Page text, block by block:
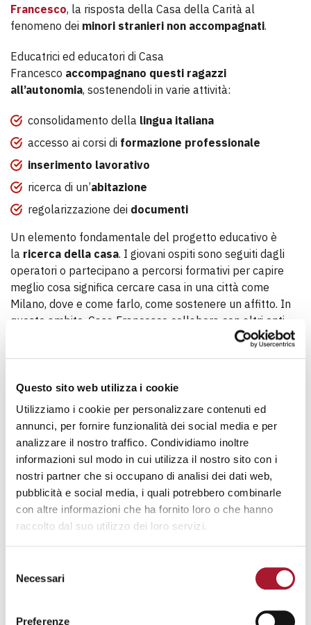
Questo sito web utilizza i cookie
Utilizziamo i cookie per personalizzare contenuti ed
annunci, per fornire funzionalità dei social media e per
analizzare il nostro traffico. Condividiamo inoltre
informazioni sul modo in cui utilizza il nostro sito con i
nostri partner che si occupano di analisi dei dati web,
pubblicità e social media, i quali potrebbero combinarle
con altre informazioni che ha fornito loro o che hanno
raccolto dal suo utilizzo dei loro servizi.
delNecessari
Preferenze
Francesco, la risposta della Casa della Carità al
fenomeno dei minori stranieri non accompagnati.
Educatrici ed educatori di Casa
Francesco accompagnano questi ragazzi
all’autonomia, sostenendoli in varie attività:
consolidamento della lingua italiana
accesso ai corsi di formazione professionale
inserimento lavorativo
ricerca di un’abitazione
regolarizzazione dei documenti
Un elemento fondamentale del progetto educativo è
la ricerca della casa. I giovani ospiti sono seguiti dagli
operatori o partecipano a percorsi formativi per capire
meglio cosa significa cercare casa in una città come
Milano, dove e come farlo, come sostenere un affitto. In
questo ambito, Casa Francesco collabora con altri enti
del Terzo Settore che, mettendo a disposizione
ospiti di Casa Francesco sono innanzitutto
adolescenti
, che tuttavia non hanno vissuto appieno la
per rispondere alle necessità economiche delle famiglie.
In Italia arrivano quasi sempre con unmandato ben
preciso: guadagnare e mandare a casa i soldi. Per
, sportive e occasioni
di svago, così che i ragazzi possano sperimentarsi,